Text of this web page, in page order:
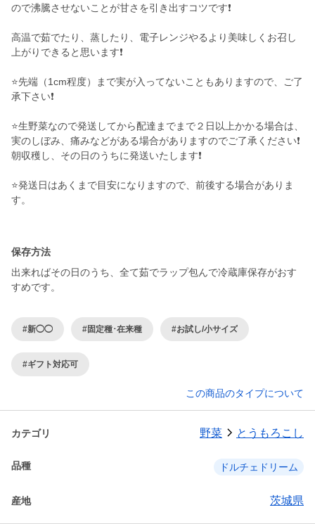
ので沸騰させないことが甘さを引き出すコツです❗️
高温で茹でたり、蒸したり、電子レンジやるより美味しくお召し
上がりできると思います❗️
⭐️先端（1cm程度）まで実が入ってないこともありますので、ご了
承下さい❗️
⭐️生野菜なので発送してから配達までまで２日以上かかる場合は、
実のしぼみ、痛みなどがある場合がありますのでご了承ください❗️
朝収穫し、その日のうちに発送いたします❗️
⭐️発送日はあくまで目安になりますので、前後する場合がありま
す。
保存方法
出来ればその日のうち、全て茹でラップ包んで冷蔵庫保存がおす
すめです。
#新◯◯ #固定種･在来種 #お試し/小サイズ
#ギフト対応可
この商品のタイプについて
カテゴリ 野菜 とうもろこし
品種 ドルチェドリーム
産地 茨城県